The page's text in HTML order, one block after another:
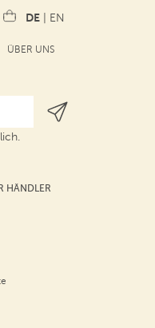
ÜBER UNS
DE EN
HÄNDLER